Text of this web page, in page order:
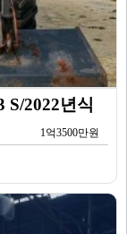
S/2022년식
1억3500만원